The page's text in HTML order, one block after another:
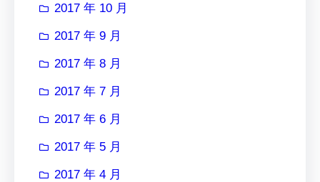
2017 年 10 月
2017 年 9 月
2017 年 8 月
2017 年 7 月
2017 年 6 月
2017 年 5 月
2017 年 4 月